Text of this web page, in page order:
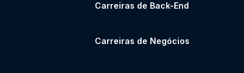
Carreiras de Back-End
Carreiras de Negócios